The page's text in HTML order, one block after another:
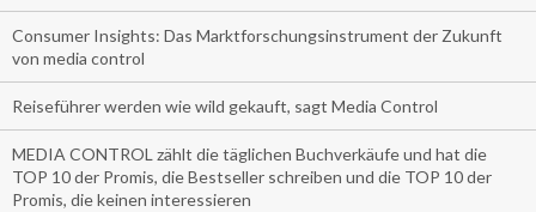
Consumer Insights: Das Marktforschungsinstrument der Zukunft
von media control
Reiseführer werden wie wild gekauft, sagt Media Control
MEDIA CONTROL zählt die täglichen Buchverkäufe und hat die
TOP 10 der Promis, die Bestseller schreiben und die TOP 10 der
Promis, die keinen interessieren